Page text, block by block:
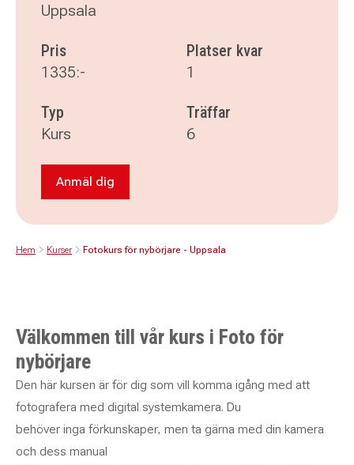
Uppsala
Pris
1335:-
Platser kvar
1
Typ
Kurs
Träffar
6
Anmäl dig till Fotokurs för nybörjare - Uppsala
Anmäl dig
Hem Kurser Fotokurs för nybörjare - Uppsala
Välkommen till vår kurs i Foto för
nybörjare
Den här kursen är för dig som vill komma igång med att
fotografera med digital systemkamera. Du
behöver inga förkunskaper, men ta gärna med din kamera
och dess manual